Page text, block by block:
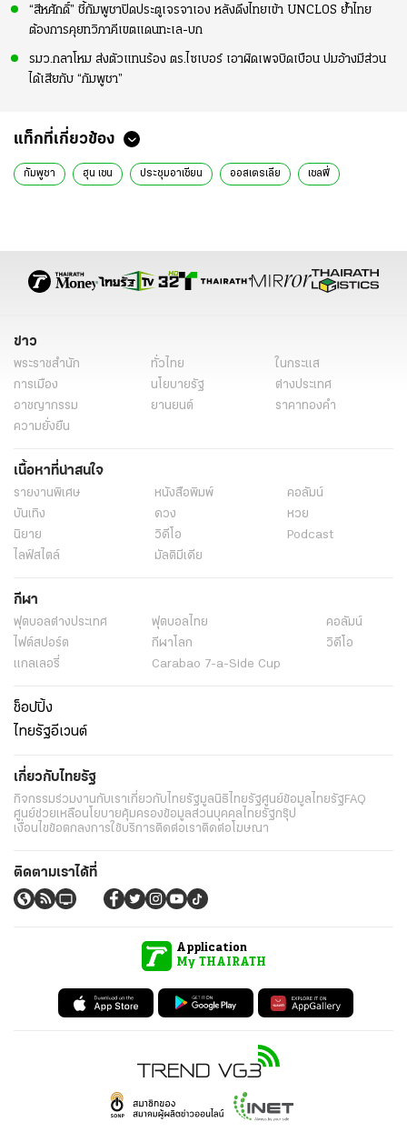
“สีหศักดิ์” ชี้กัมพูชาปิดประตูเจรจาเอง หลังดึงไทยเข้า UNCLOS ย้ำไทย
ต้องการคุยทวิภาคีเขตแดนทะเล-บก
รมว.กลาโหม ส่งตัวแทนร้อง ตร.ไซเบอร์ เอาผิดเพจบิดเบือน ปมอ้างมีส่วน
ได้เสียกับ “กัมพูชา”
แท็กที่เกี่ยวข้อง
กัมพูชา ฮุน เซน ประชุมอาเซียน ออสเตรเลีย เซลฟี่
ข่าว
พระราชสำนัก ทั่วไทย
ในกระแส
การเมือง
นโยบายรัฐ
ต่างประเทศ
อาชญากรรม
ยานยนต์
ราคาทองคำ
ความยั่งยืน
เนื้อหาที่น่าสนใจ
รายงานพิเศษ หนังสือพิมพ์
คอลัมน์
บันเทิง
ดวง
หวย
นิยาย
วิดีโอ
Podcast
ไลฟ์สไตล์
มัลติมีเดีย
กีฬา
ฟุตบอลต่่างประเทศ ฟุตบอลไทย
คอลัมน์
ไฟต์สปอร์ต
กีฬาโลก
วิดีโอ
แกลเลอรี่
Carabao 7-a-Side Cup
ช็อปปิ้ง
ไทยรัฐอีเวนต์
เกี่ยวกับไทยรัฐ
กิจกรรมร่วมงานกับเราเกี่ยวกับไทยรัฐมูลนิธิไทยรัฐศูนย์ข้อมูลไทยรัฐFAQ
ศูนย์ช่วยเหลือนโยบายคุ้มครองข้อมูลส่วนบุคคลไทยรัฐกรุ๊ป
เงื่อนไขข้อตกลงการใช้บริการติดต่อเราติดต่อโฆษณา
ติดตามเราได้ที่
Application
My THAIRATH